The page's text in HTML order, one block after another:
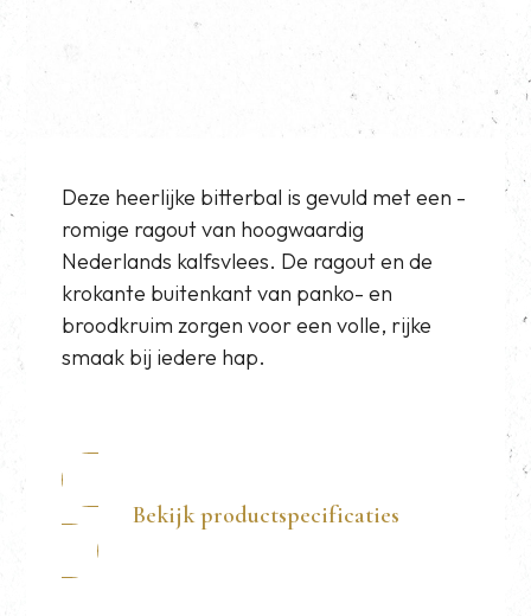
Deze heerlijke bitterbal is gevuld met een ­
romige ragout van hoogwaardig
Nederlands ­kalfsvlees. De ragout en de
krokante ­buitenkant van panko- en
broodkruim zorgen voor een volle, rijke
smaak bij iedere hap.
Bekijk productspecificaties